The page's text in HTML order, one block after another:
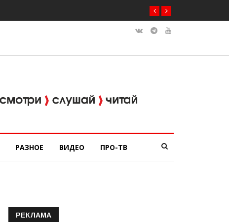
РАЗНОЕ ВИДЕО ПРО-ТВ
РЕКЛАМА